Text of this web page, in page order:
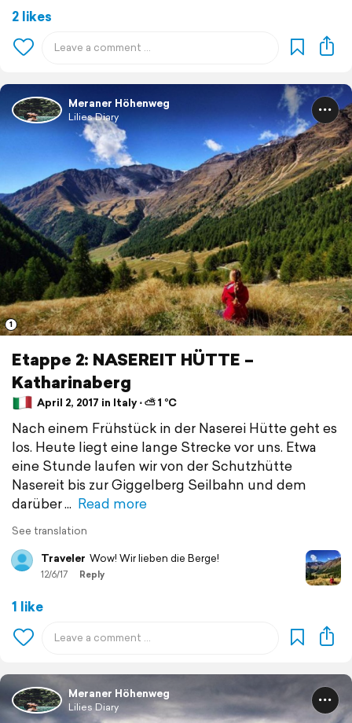
2 likes
Meraner Höhenweg
Lilies Diary
1
Etappe 2: NASEREIT HÜTTE –
Katharinaberg
April 2, 2017 in Italy ⋅ ⛅ 1 °C
Nach einem Frühstück in der Naserei Hütte geht es
los. Heute liegt eine lange Strecke vor uns. Etwa
eine Stunde laufen wir von der Schutzhütte
Nasereit bis zur Giggelberg Seilbahn und dem
darüber
Read more
See translation
Traveler Wow! Wir lieben die Berge!
12/6/17 Reply
1 like
Meraner Höhenweg
Lilies Diary